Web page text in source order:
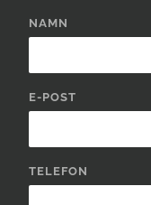
NAMN
E-POST
TELEFON